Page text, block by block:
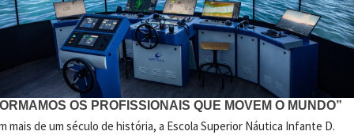
OS PROFISSIONAIS QUE MOVEM O MUNDO”
mais de um século de história, a Escola Superior Náutica Infante D.